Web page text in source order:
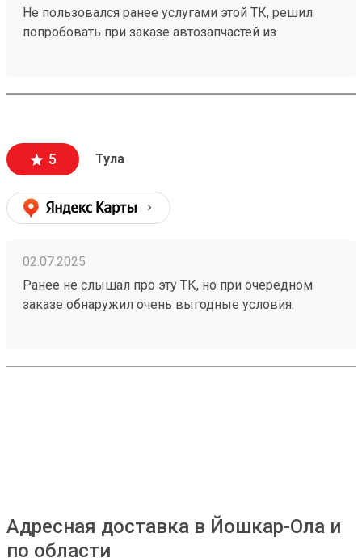
Не пользовался ранее услугами этой ТК, решил
попробовать при заказе автозапчастей из
сотрудники в пункте выдачи, буду заказывать еще.
5 Тула
02.07.2025
Ранее не слышал про эту ТК, но при очередном
заказе обнаружил очень выгодные условия.
250209476 если не верите, проверьте.
Адресная доставка в Йошкар-Ола и
по области